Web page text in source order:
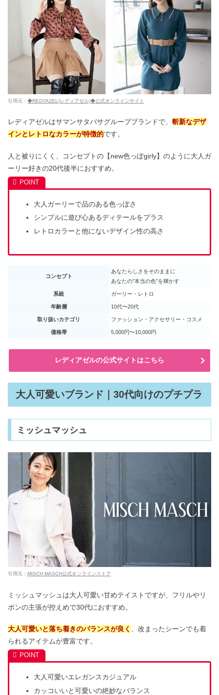
【市販】飲む日焼け止めおすすめ8選
｜薬局やマツキヨで買えるのは？
【韓国】可愛い服ブランド8選｜流行
りの服やぽっちゃり向けも
引用元： ◆REDYAZEL(レディアゼル)◆公式オンラインサイト
レディアゼルはサマンサタバサグループブランドで、 斬新なデザ
インとレトロなカラーが特徴的です。
人と被りにくく、コンセプトの【new色っぽgirly】のように大人ガ
ーリー好きの20代後半におすすめ。
大人ガーリーで品のある色っぽさ
シンプルに遊び心あるディテールをプラス
レトロカラーと他にないデザイン性の高さ
コンセプト
あなたらしさをそのままに
あなたの”本当の色”を輝かす
系統 ガーリー・レトロ
年齢層 10代〜20代
取り扱いカテゴリ ファッション・アクセサリー・コスメ
価格帯 5,000円〜10,000円
レディアゼルの公式サイトはこちら
大人可愛いブランド｜30代向けのプチプラ
ミッシュマッシュ
引用元： MISCH MASCH公式オンラインストア
ミッシュマッシュは大人可愛い甘めテイストですが、フリルやリ
ボンの主張が控えめで30代におすすめ。
大人可愛いと落ち着きのバランスが良く 、改まったシーンでも着
られるアイテムが豊富です。
大人可愛いエレガンスカジュアル
カッコいいと可愛いの絶妙なバランス